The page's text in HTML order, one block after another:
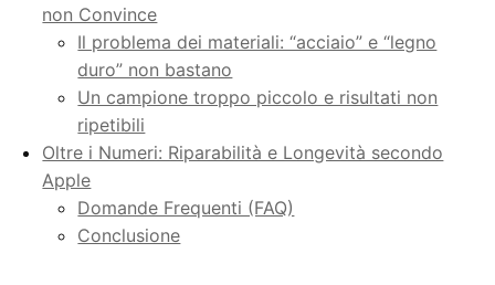
non Convince
Il problema dei materiali: “acciaio” e “legno
duro” non bastano
Un campione troppo piccolo e risultati non
ripetibili
Oltre i Numeri: Riparabilità e Longevità secondo
Apple
Domande Frequenti (FAQ)
Conclusione